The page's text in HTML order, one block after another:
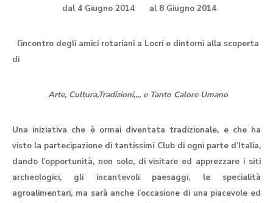
dal 4 Giugno 2014 al 8 Giugno 2014
l’incontro degli amici rotariani a Locri e dintorni alla scoperta
di
Arte, Cultura,Tradizioni,,,, e Tanto Calore Umano
Una iniziativa che è ormai diventata tradizionale, e che ha
visto la partecipazione di tantissimi Club di ogni parte d’Italia,
dando l’opportunità, non solo, di visitare ed apprezzare i siti
archeologici, gli incantevoli paesaggi, le specialità
agroalimentari, ma sarà anche l’occasione di una piacevole ed